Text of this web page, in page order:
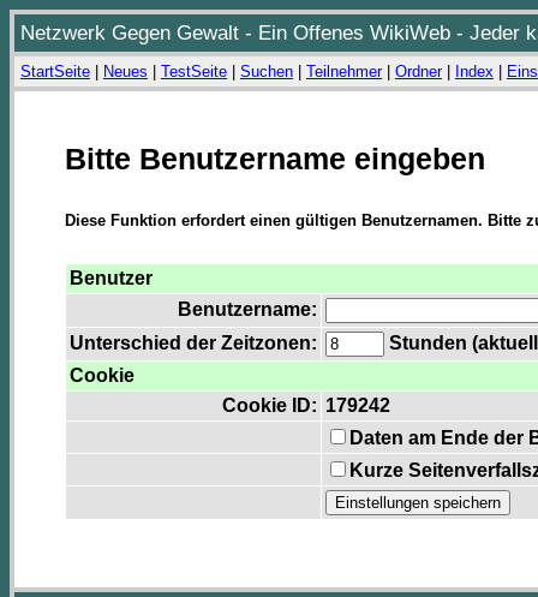
Netzwerk Gegen Gewalt - Ein Offenes WikiWeb - Jeder
StartSeite Neues TestSeite Suchen Teilnehmer| Ordner| Index
Bitte Benutzername eingeben
Diese Funktion erfordert einen gültigen Benutzernamen. Bitte
Benutzer
Benutzername:
Unterschied der Zeitzonen:
Stunden
Cookie
Cookie ID: 179242
Daten am Ende der
Kurze